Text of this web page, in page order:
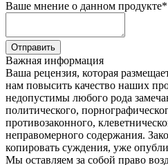
Ваше мнение о данном продукте*
Отправить
Важная информация
Ваша рецензия, которая
нам повысить качество наших
недопустимы любого рода
политического,
противозаконного,
неправомерного содержания.
копировать суждения, уже
Мы оставляем за собой право